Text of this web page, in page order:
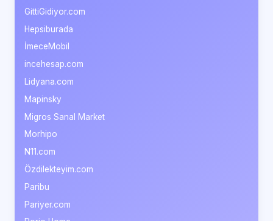
GittiGidiyor.com
Hepsiburada
İmeceMobil
incehesap.com
Lidyana.com
Mapinsky
Migros Sanal Market
Morhipo
N11.com
Özdilekteyim.com
Paribu
Pariyer.com